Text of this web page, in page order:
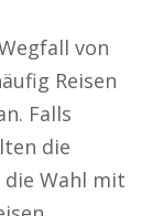
von
Reisen
Falls
die
die Wahl mit